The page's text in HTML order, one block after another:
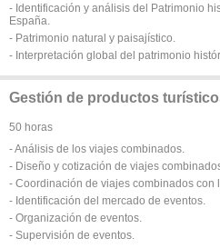
- Identificación y análisis del Patrimonio
España.
- Patrimonio natural y paisajístico.
- Interpretación global del patrimonio
Gestión de productos
50 horas
- Análisis de los viajes combinados.
- Diseño y cotización de viajes
- Coordinación de viajes combinados con
- Identificación del mercado de eventos.
- Organización de eventos.
- Supervisión de eventos.